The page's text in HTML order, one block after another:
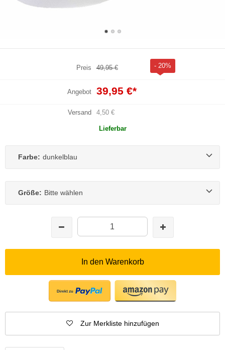
Preis 49,95 € - 20%
Angebot 39,95 €*
Versand 4,50 €
Lieferbar
Farbe: dunkelblau
Größe: Bitte wählen
In den Warenkorb
Zur Merkliste hinzufügen